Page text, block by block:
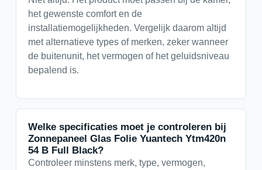
het gewenste comfort en de
installatiemogelijkheden. Vergelijk daarom altijd
met alternatieve types of merken, zeker wanneer
de buitenunit, het vermogen of het geluidsniveau
bepalend is.
Welke specificaties moet je controleren bij
Zonnepaneel Glas Folie Yuantech Ytm420n
54 B Full Black?
Controleer minstens merk, type, vermogen,